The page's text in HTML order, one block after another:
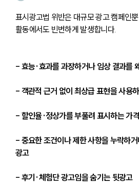
표시광고법 위반은 대규모 광고 캠페인
활동에서도 빈번하게 발생합니다.
- 효능·효과를 과장하거나 임상 결과를
- 객관적 근거 없이 최상급 표현을 사용
- 할인율·정상가를 부풀려 표시하는 가
- 중요한 조건이나 제한 사항을 누락하
광고
- 후기·체험단 광고임을 숨기는 뒷광고